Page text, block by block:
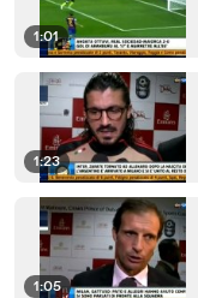
1:01
1:23
1:05